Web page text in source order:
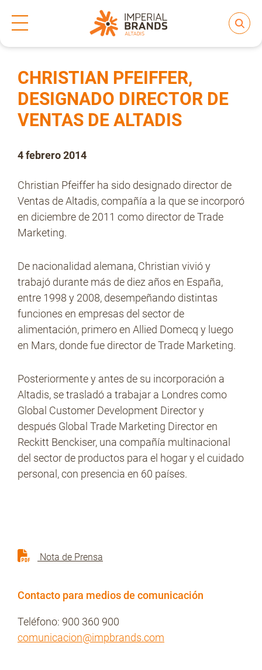
Nuestras Marcas
Regulación
People and Culture
No Contrabando
Contacto
Inicio Notas de prensa
CHRISTIAN PFEIFFER,
DESIGNADO DIRECTOR DE
VENTAS DE ALTADIS
4 febrero 2014
Christian Pfeiffer ha sido designado director de
Ventas de Altadis, compañía a la que se incorporó
en diciembre de 2011 como director de Trade
Marketing.
De nacionalidad alemana, Christian vivió y
trabajó durante más de diez años en España,
entre 1998 y 2008, desempeñando distintas
funciones en empresas del sector de
alimentación, primero en Allied Domecq y luego
en Mars, donde fue director de Trade Marketing.
Posteriormente y antes de su incorporación a
Altadis, se trasladó a trabajar a Londres como
Global Customer Development Director y
después Global Trade Marketing Director en
Reckitt Benckiser, una compañía multinacional
del sector de productos para el hogar y el cuidado
personal, con presencia en 60 países.
Nota de Prensa
Contacto para medios de comunicación
Teléfono: 900 360 900
comunicacion@impbrands.com